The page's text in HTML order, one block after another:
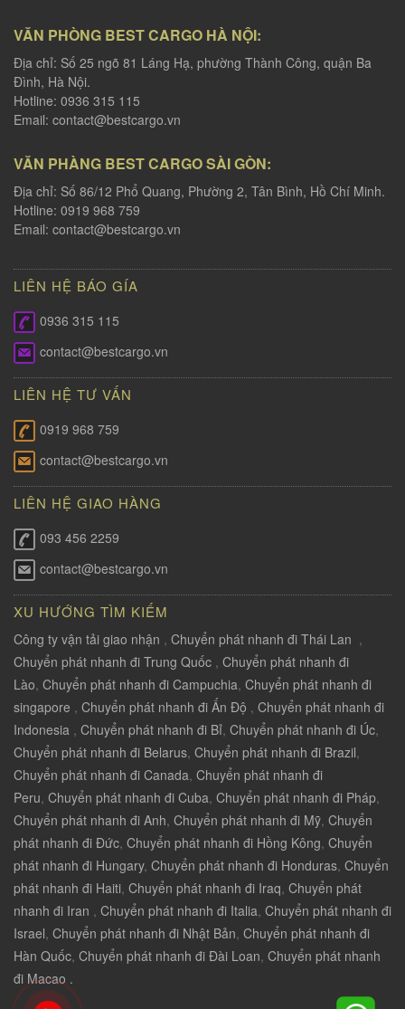
VĂN PHÒNG BEST CARGO HÀ NỘI:
Địa chỉ: Số 25 ngõ 81 Láng Hạ, phường Thành Công, quận Ba
Đình, Hà Nội.
Hotline: 0936 315 115
Email: contact@bestcargo.vn
VĂN PHÀNG BEST CARGO SÀI GÒN:
Địa chỉ: Số 86/12 Phổ Quang, Phường 2, Tân Bình, Hồ Chí Minh.
Hotline: 0919 968 759
Email: contact@bestcargo.vn
LIÊN HỆ BÁO GÍA
0936 315 115
contact@bestcargo.vn
LIÊN HỆ TƯ VẤN
0919 968 759
contact@bestcargo.vn
LIÊN HỆ GIAO HÀNG
093 456 2259
contact@bestcargo.vn
XU HƯỚNG TÌM KIẾM
Công ty vận tải giao nhận , Chuyển phát nhanh đi Thái Lan ,
Chuyển phát nhanh đi Trung Quốc , Chuyển phát nhanh đi
Lào, Chuyển phát nhanh đi Campuchia, Chuyển phát nhanh đi
singapore , Chuyển phát nhanh đi Ấn Độ , Chuyển phát nhanh đi
Indonesia , Chuyển phát nhanh đi Bỉ, Chuyển phát nhanh đi Úc,
Chuyển phát nhanh đi Belarus, Chuyển phát nhanh đi Brazil,
Chuyển phát nhanh đi Canada, Chuyển phát nhanh đi
Peru, Chuyển phát nhanh đi Cuba, Chuyển phát nhanh đi Pháp,
Chuyển phát nhanh đi Anh, Chuyển phát nhanh đi Mỹ, Chuyển
phát nhanh đi Đức, Chuyển phát nhanh đi Hồng Kông, Chuyển
phát nhanh đi Hungary, Chuyển phát nhanh đi Honduras, Chuyển
phát nhanh đi Haiti, Chuyển phát nhanh đi Iraq, Chuyển phát
nhanh đi Iran , Chuyển phát nhanh đi Italia, Chuyển phát nhanh đi
Israel, Chuyển phát nhanh đi Nhật Bản, Chuyển phát nhanh đi
Hàn Quốc, Chuyển phát nhanh đi Đài Loan, Chuyển phát nhanh
đi Macao .